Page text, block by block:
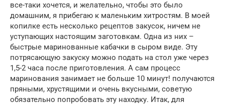
все-таки хочется, и желательно, чтобы это было
домашним, я прибегаю к маленьким хитростям. В моей
копилке есть несколько рецептов закусок, ничем не
уступающих настоящим заготовкам. Одна из них –
быстрые маринованные кабачки в сыром виде. Эту
потрясающую закуску можно подать на стол уже через
1,5-2 часа после приготовления. А сам процесс
маринования занимает не больше 10 минут! получаются
пряными, хрустящими и очень вкусными, советую
обязательно попробовать эту находку. Итак, для